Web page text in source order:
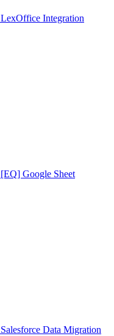
LexOffice Integration
[EQ] Google Sheet
Salesforce Data Migration